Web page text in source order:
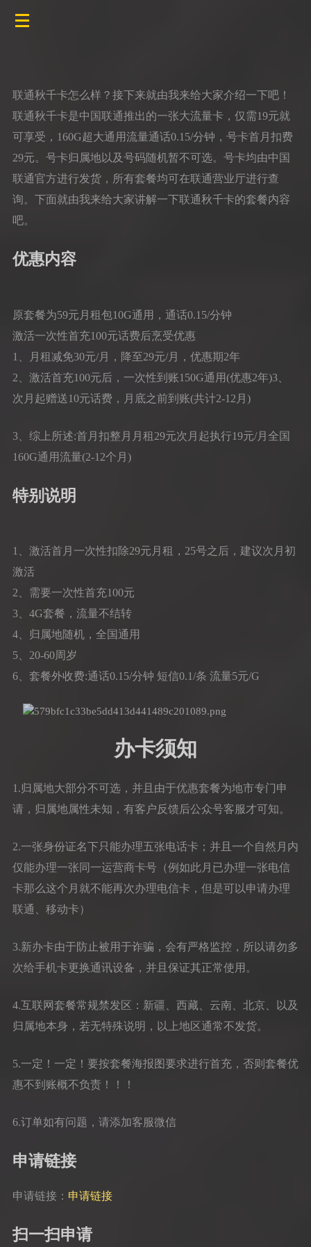
联通秋千卡怎么样？接下来就由我来给大家介绍一下吧！
联通秋千卡是中国联通推出的一张大流量卡，仅需19元就
可享受，160G超大通用流量通话0.15/分钟，号卡首月扣费
29元。号卡归属地以及号码随机暂不可选。号卡均由中国
联通官方进行发货，所有套餐均可在联通营业厅进行查
询。下面就由我来给大家讲解一下联通秋千卡的套餐内容
吧。
优惠内容
原套餐为59元月租包10G通用，通话0.15/分钟
激活一次性首充100元话费后烹受优惠
1、月租减免30元/月，降至29元/月，优惠期2年
2、激活首充100元后，一次性到账150G通用(优惠2年)3、
次月起赠送10元话费，月底之前到账(共计2-12月)
3、综上所述:首月扣整月月租29元次月起执行19元/月全国
160G通用流量(2-12个月)
特别说明
1、激活首月一次性扣除29元月租，25号之后，建议次月初
激活
2、需要一次性首充100元
3、4G套餐，流量不结转
4、归属地随机，全国通用
5、20-60周岁
6、套餐外收费:通话0.15/分钟 短信0.1/条 流量5元/G
办卡须知
1.归属地大部分不可选，并且由于优惠套餐为地市专门申
请，归属地属性未知，有客户反馈后公众号客服才可知。
2.一张身份证名下只能办理五张电话卡；并且一个自然月内
仅能办理一张同一运营商卡号（例如此月已办理一张电信
卡那么这个月就不能再次办理电信卡，但是可以申请办理
联通、移动卡）
3.新办卡由于防止被用于诈骗，会有严格监控，所以请勿多
次给手机卡更换通讯设备，并且保证其正常使用。
4.互联网套餐常规禁发区：新疆、西藏、云南、北京、以及
归属地本身，若无特殊说明，以上地区通常不发货。
5.一定！一定！要按套餐海报图要求进行首充，否则套餐优
惠不到账概不负责！！！
6.订单如有问题，请添加客服微信
申请链接
申请链接： 申请链接
扫一扫申请